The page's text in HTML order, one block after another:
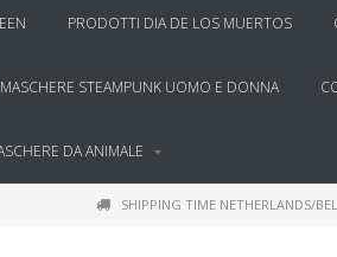
PRODOTTI DIA DE LOS MUERTOS
MASCHERE STEAMPUNK UOMO E DONNA
DA ANIMALE
SHIPPING TIME NETHERLANDS/